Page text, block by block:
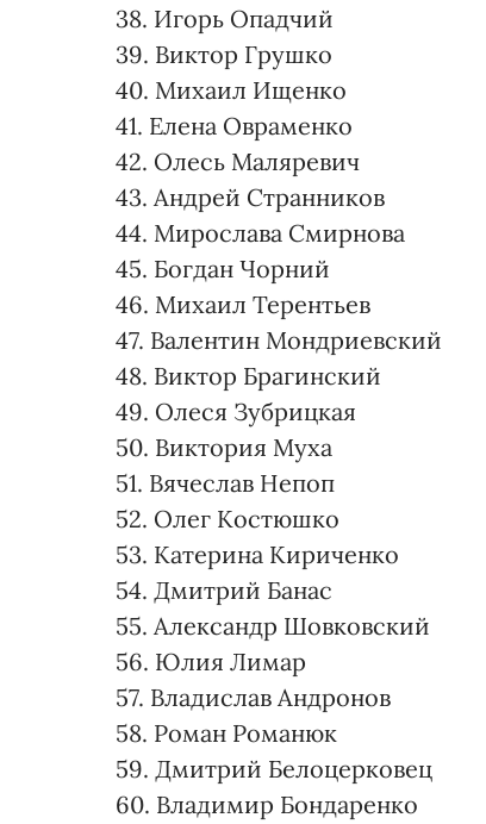
38. Игорь Опадчий
39. Виктор Грушко
40. Михаил Ищенко
41. Елена Овраменко
42. Олесь Маляревич
43. Андрей Странников
44. Мирослава Смирнова
45. Богдан Чорний
46. Михаил Терентьев
47. Валентин Мондриевский
48. Виктор Брагинский
49. Олеся Зубрицкая
50. Виктория Муха
51. Вячеслав Непоп
52. Олег Костюшко
53. Катерина Кириченко
54. Дмитрий Банас
55. Александр Шовковский
56. Юлия Лимар
57. Владислав Андронов
58. Роман Романюк
59. Дмитрий Белоцерковец
60. Владимир Бондаренко